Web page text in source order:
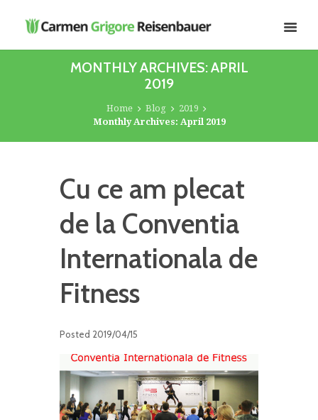
MONTHLY ARCHIVES: APRIL
2019
Home Blog
2019
Monthly Archives: April 2019
Cu ce am plecat
de la Conventia
Internationala de
Fitness
Posted 2019/04/15